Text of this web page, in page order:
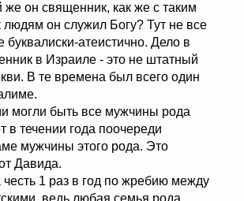
же он священник, как же с таким
он служил Богу? Тут не все
буквалиски-атеистично. Дело в
в Израиле - это не штатный
В те времена был всего один
могли быть все мужчины рода
в течении года поочереди
мужчины этого рода. Это
Давида.
1 раз в год по жребию между